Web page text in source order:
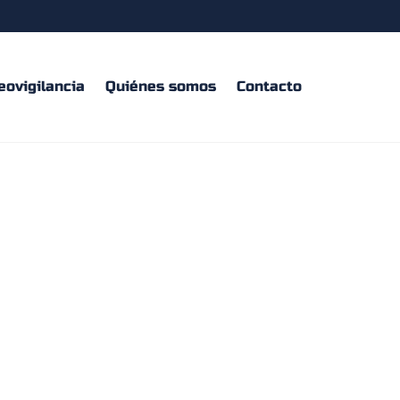
Quiénes somos Contacto